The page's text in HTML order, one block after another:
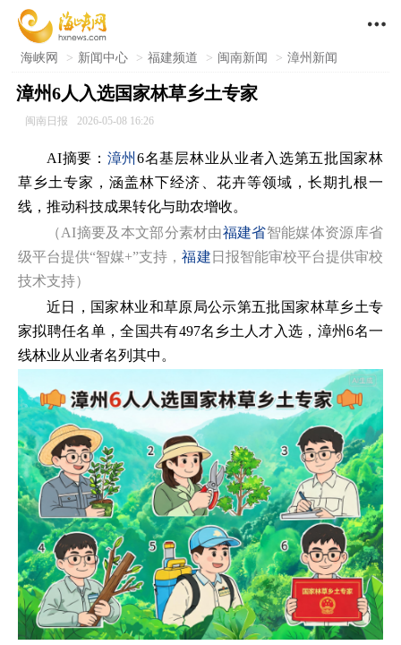

海峡网 > 新闻中心 > 福建频道 > 闽南新闻 > 漳州新闻
漳州6人入选国家林草乡土专家
闽南日报 2026-05-08 16:26
AI摘要： 漳州6名基层林业从业者入选第五批国家林
草乡土专家，涵盖林下经济、花卉等领域，长期扎根一
线，推动科技成果转化与助农增收。
（AI摘要及本文部分素材由福建省智能媒体资源库省
级平台提供“智媒+”支持，福建 日报智能审校平台提供审校
技术支持）
近日，国家林业和草原局公示第五批国家林草乡土专
家拟聘任名单，全国共有497名乡土人才入选，漳州6名一
线林业从业者名列其中。